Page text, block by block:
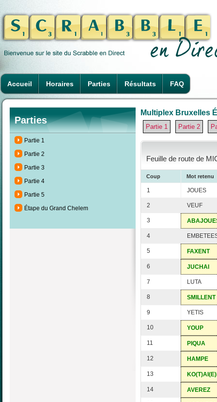
Accueil Horaires Parties Résultats FAQ
Parties
Partie 1
Partie 2
Partie 3
Partie 4
Partie 5
Étape du Grand Chelem
Multiplex Bruxelles
Partie 1 Partie 2
Feuille de route de
Coup Mot retenu
1 JOUES
2 VEUF
3
4
5 FAXENT
6 JUCHAI
7 LUTA
8 SMILLENT
9 YETIS
10 YOUP
11 PIQUA
12 HAMPE
13
14 AVEREZ